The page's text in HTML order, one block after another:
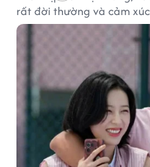
rất đời thường và cảm